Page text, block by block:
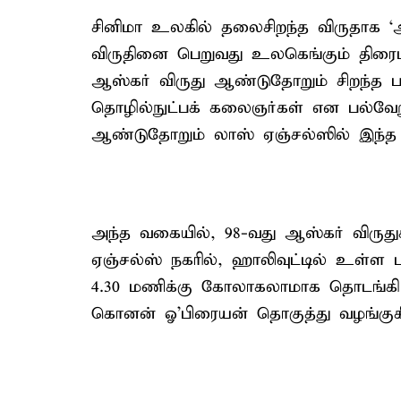
சினிமா உலகில் தலைசிறந்த விருதாக
விருதினை பெறுவது உலகெங்கும்
ஆஸ்கர் விருது ஆண்டுதோறும் சிறந்த
தொழில்நுட்பக் கலைஞர்கள் என பல்வேறு
ஆண்டுதோறும் லாஸ் ஏஞ்சல்ஸில் இந்த
அந்த வகையில், 98-வது ஆஸ்கர்
ஏஞ்சல்ஸ் நகரில், ஹாலிவுட்டில் உள்ள
4.30 மணிக்கு கோலாகலாமாக
கொனன் ஓ’பிரையன் தொகுத்து